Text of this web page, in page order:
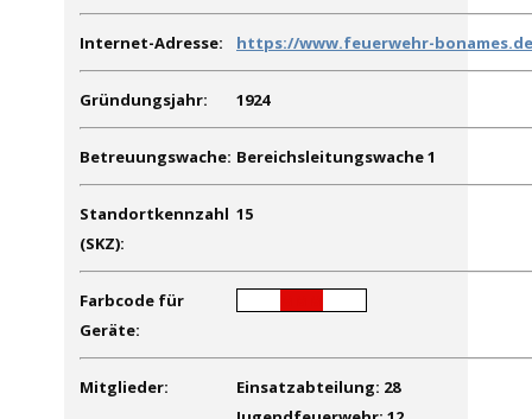
Internet-Adresse: https://www.feuerwehr-bonames.de
Gründungsjahr: 1924
Betreuungswache: Bereichsleitungswache 1
Standortkennzahl
(SKZ):
15
Farbcode für
Geräte:
Mitglieder:
Einsatzabteilung: 28